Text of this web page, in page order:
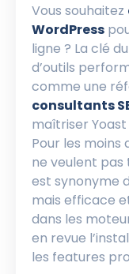
Vous souhaitez
WordPress
ligne ? La clé
d’outils
comme une
consultants
maîtriser
Pour les moins
ne veulent
est synonyme
mais efficace
dans les
en revue
les features